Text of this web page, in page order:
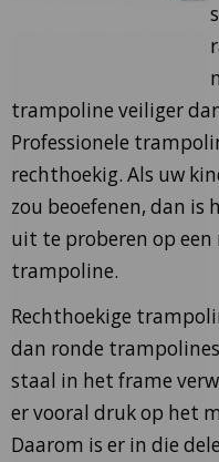
trampoline veiliger
Professionele
rechthoekig. Als uw
zou beoefenen, dan
uit te proberen op een
trampoline.
Rechthoekige
dan ronde
staal in het frame
er vooral druk op het
Daarom is er in die